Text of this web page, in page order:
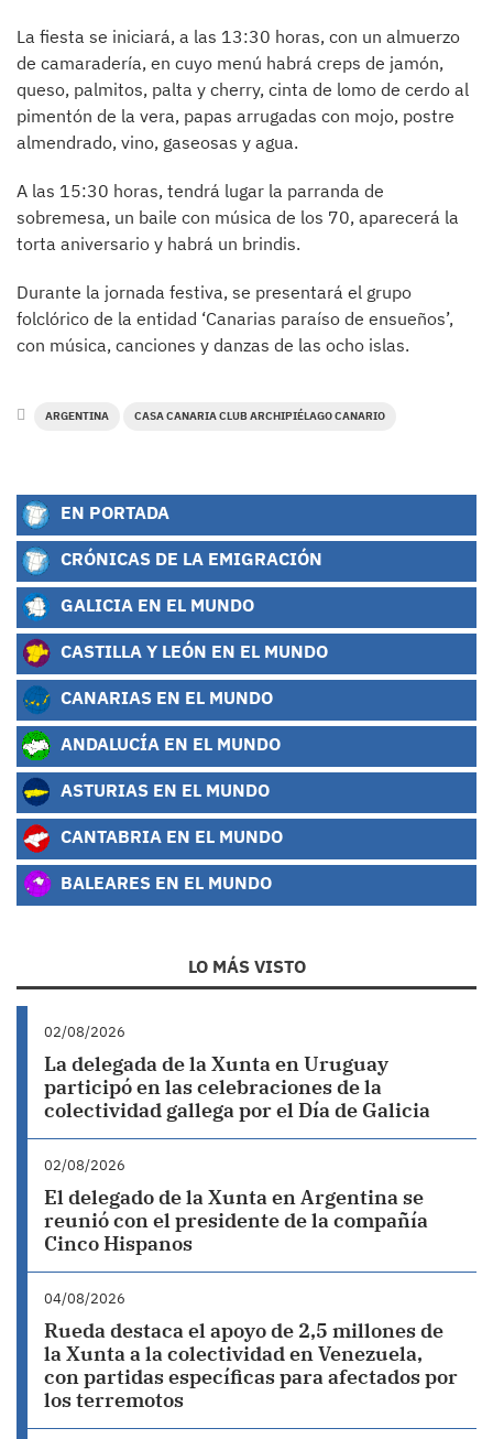
La fiesta se iniciará, a las 13:30 horas, con un almuerzo
de camaradería, en cuyo menú habrá creps de jamón,
queso, palmitos, palta y cherry, cinta de lomo de cerdo al
pimentón de la vera, papas arrugadas con mojo, postre
almendrado, vino, gaseosas y agua.
A las 15:30 horas, tendrá lugar la parranda de
sobremesa, un baile con música de los 70, aparecerá la
torta aniversario y habrá un brindis.
Durante la jornada festiva, se presentará el grupo
folclórico de la entidad ‘Canarias paraíso de ensueños’,
con música, canciones y danzas de las ocho islas.
ARGENTINA CASA CANARIA CLUB ARCHIPIÉLAGO CANARIO
EN PORTADA
CRÓNICAS DE LA EMIGRACIÓN
GALICIA EN EL MUNDO
CASTILLA Y LEÓN EN EL MUNDO
CANARIAS EN EL MUNDO
ANDALUCÍA EN EL MUNDO
ASTURIAS EN EL MUNDO
CANTABRIA EN EL MUNDO
BALEARES EN EL MUNDO
LO MÁS VISTO
02/08/2026
La delegada de la Xunta en Uruguay
participó en las celebraciones de la
colectividad gallega por el Día de Galicia
02/08/2026
El delegado de la Xunta en Argentina se
reunió con el presidente de la compañía
Cinco Hispanos
04/08/2026
Rueda destaca el apoyo de 2,5 millones de
la Xunta a la colectividad en Venezuela,
con partidas específicas para afectados por
los terremotos